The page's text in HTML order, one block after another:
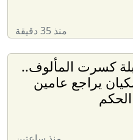
منذ 35 دقيقة
كسرت المألوف..
يراجع عامين